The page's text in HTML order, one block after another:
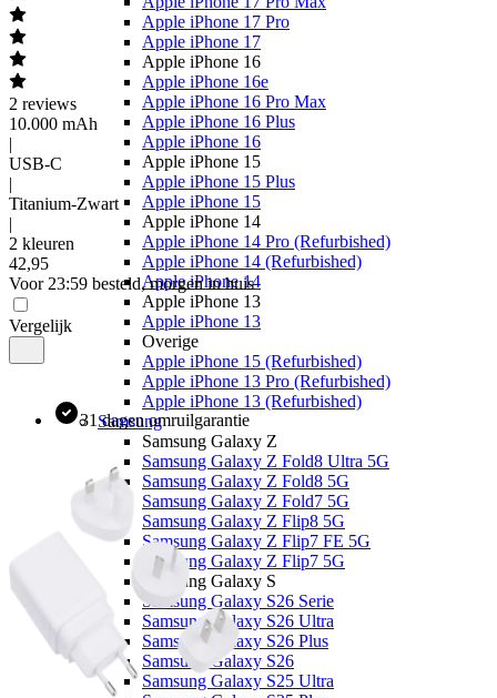
Apple iPhone 17 Pro
Apple iPhone 17
Apple iPhone 16
Apple iPhone 16e
Apple iPhone 16 Pro Max
Apple iPhone 16 Plus
Apple iPhone 16
Apple iPhone 15
Apple iPhone 15 Plus
Apple iPhone 15
Apple iPhone 14
Apple iPhone 14 Pro (Refurbished)
Apple iPhone 14 (Refurbished)
Apple iPhone 14
Apple iPhone 13
Apple iPhone 13
Overige
Apple iPhone 15 (Refurbished)
Apple iPhone 13 Pro (Refurbished)
Apple iPhone 13 (Refurbished)
Samsung
Samsung Galaxy Z
Samsung Galaxy Z Fold8 Ultra 5G
Samsung Galaxy Z Fold8 5G
Samsung Galaxy Z Fold7 5G
Samsung Galaxy Z Flip8 5G
Samsung Galaxy Z Flip7 FE 5G
Samsung Galaxy Z Flip7 5G
Samsung Galaxy S
Samsung Galaxy S26 Serie
Samsung Galaxy S26 Ultra
Samsung Galaxy S26 Plus
Samsung Galaxy S26
Samsung Galaxy S25 Ultra
2 reviews
10.000 mAh
|
USB-C
|
Titanium-Zwart
|
2 kleuren
42,95
Voor 23:59 besteld, morgen in huis
Vergelijk
31 dagen omruilgarantie